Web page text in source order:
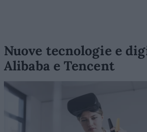
Nuove tecnologie e
Alibaba e Tencent